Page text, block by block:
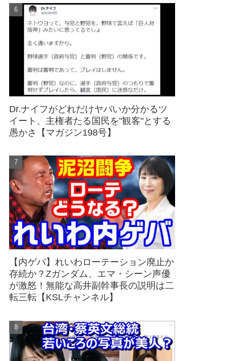
Dr.ナイフがどれだけヤバいか分かるツ
イート、主権者たる国民を"観客"とする
愚かさ【マガジン198号】
【内ゲバ】れいわローテーション廃止か
存続か？Zガンダム、エマ・シーン声優
が激怒！無能な高井副幹事長の説明は二
転三転【KSLチャンネル】